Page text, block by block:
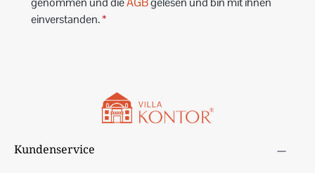
einverstanden.*
Kundenservice